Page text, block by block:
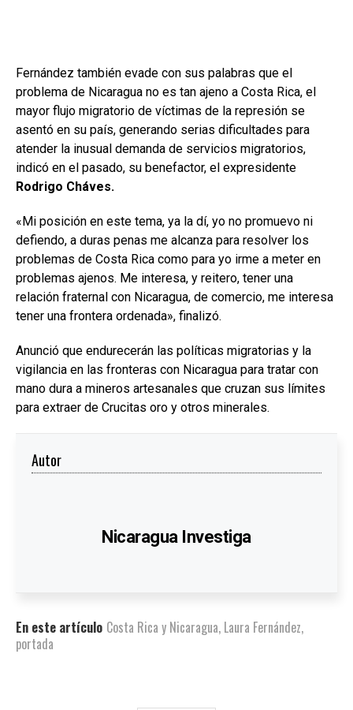
Fernández también evade con sus palabras que el
problema de Nicaragua no es tan ajeno a Costa Rica, el
mayor flujo migratorio de víctimas de la represión se
asentó en su país, generando serias dificultades para
atender la inusual demanda de servicios migratorios,
indicó en el pasado, su benefactor, el expresidente
Rodrigo Cháves.
«Mi posición en este tema, ya la dí, yo no promuevo ni
defiendo, a duras penas me alcanza para resolver los
problemas de Costa Rica como para yo irme a meter en
problemas ajenos. Me interesa, y reitero, tener una
relación fraternal con Nicaragua, de comercio, me interesa
tener una frontera ordenada», finalizó.
Anunció que endurecerán las políticas migratorias y la
vigilancia en las fronteras con Nicaragua para tratar con
mano dura a mineros artesanales que cruzan sus límites
para extraer de Crucitas oro y otros minerales.
Autor
Nicaragua Investiga
En este artículo Costa Rica y Nicaragua, Laura Fernández,
portada